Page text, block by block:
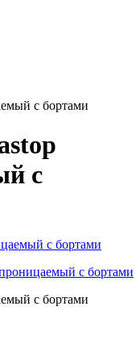
с бортами
с
с бортами